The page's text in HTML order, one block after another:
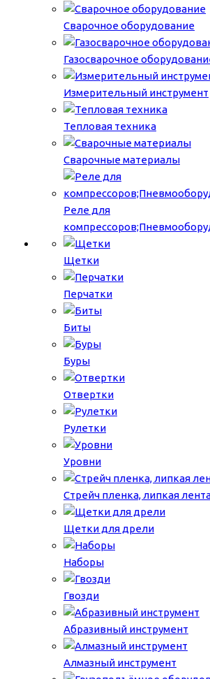
Сварочное оборудование
Газосварочное
Измерительный инструмент
Тепловая техника
Сварочные материалы
Реле для
Щетки
Перчатки
Биты
Буры
Отвертки
Рулетки
Уровни
Стрейч пленка, липкая
Щетки для дрели
Наборы
Гвозди
Абразивный инструмент
Алмазный инструмент